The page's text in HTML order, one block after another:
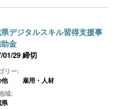
デジタルスキル習得支援事
金
01/29 締切
リー:
他
雇用・人材
域:
県